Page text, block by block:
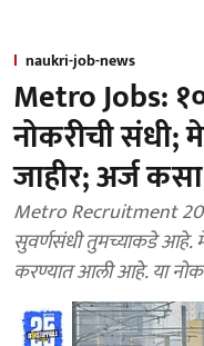
naukri-job-news
Metro Jobs:
नोकरीची संधी;
जाहीर; अर्ज
Metro Recruitment
सुवर्णसंधी तुमच्याकडे आहे.
करण्यात आली आहे. या